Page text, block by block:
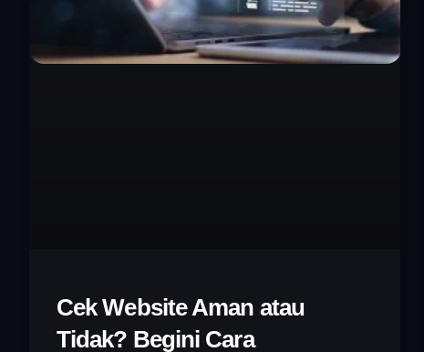
Cek Website Aman atau
Tidak? Begini Cara